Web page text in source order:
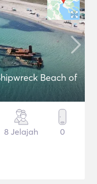
Beach of
8 Jelajah 0